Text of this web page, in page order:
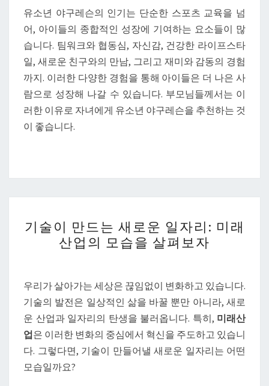
유소년 야구레슨의 인기는 단순한 스포츠 교육을 넘
어, 아이들의 종합적인 성장에 기여하는 요소들이 많
습니다. 팀워크와 협동심, 자신감, 건강한 라이프스타
일, 새로운 친구와의 만남, 그리고 재미와 감동의 경험
까지. 이러한 다양한 경험을 통해 아이들은 더 나은 사
람으로 성장해 나갈 수 있습니다. 부모님들께서는 이
러한 이유로 자녀에게 유소년 야구레슨을 추천하는 것
이 좋습니다.
술
이
드
는
새
로
운
기술이 만드는 새로운 일자리: 미래
산업의 모습을 살펴보자
우리가 살아가는 세상은 끊임없이 변화하고 있습니다.
기술의 발전은 일상적인 삶을 바꿀 뿐만 아니라, 새로
운 산업과 일자리의 탄생을 불러옵니다. 특히, 미래산
업은 이러한 변화의 중심에서 혁신을 주도하고 있습니
다. 그렇다면, 기술이 만들어낼 새로운 일자리는 어떤
모습일까요?